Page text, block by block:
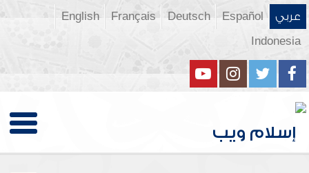
عربي Español
Deutsch
Français
English
Indonesia